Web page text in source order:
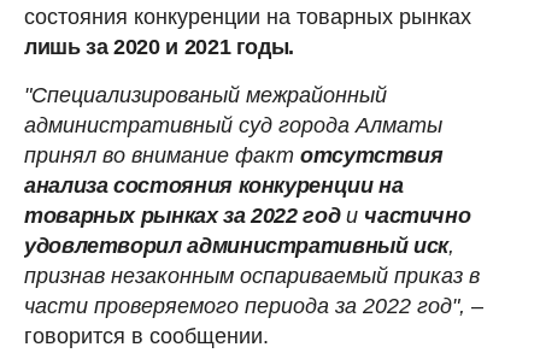
состояния конкуренции на товарных рынках
лишь за 2020 и 2021 годы.
"Специализированый межрайонный
административный суд города Алматы
принял во внимание факт отсутствия
анализа состояния конкуренции на
товарных рынках за 2022 годи частично
удовлетворил административный иск,
признав незаконным оспариваемый приказ в
части проверяемого периода за 2022 год", –
говорится в сообщении.